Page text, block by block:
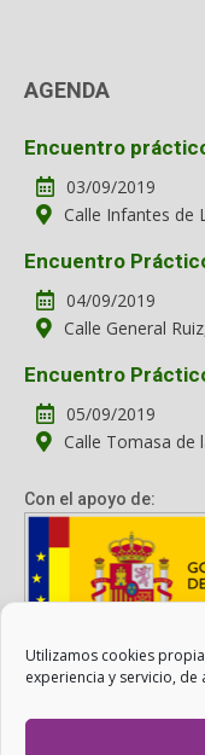
Utilizamos cookies
experiencia y servicio,
AGENDA
Encuentro
03/09/2019
Calle Infantes de
Encuentro
04/09/2019
Calle General
Encuentro
05/09/2019
Calle Tomasa de
Con el apoyo de:
Con el apoyo del
responsabilidad